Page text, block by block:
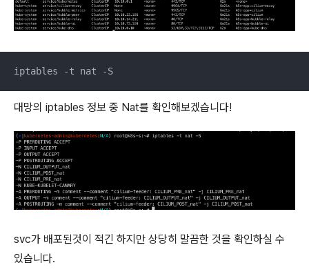
iptables -t nat -S
대망의 iptables 정보 중 Nat를 확인해보겠습니다!
svc가 배포된것이 적긴 하지만 상당히 말끔한 것을 확인하실 수
있습니다.